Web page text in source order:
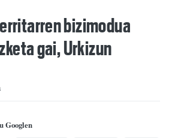
bizimodua
gai, Urkizun
Googlen